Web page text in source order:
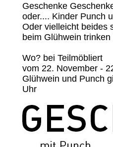
Geschenke
oder.... Kinder Punch
Oder vielleicht beides
beim Glühwein
Wo? bei Teilmöbliert
vom 22. November -
Glühwein und Punch
Uhr